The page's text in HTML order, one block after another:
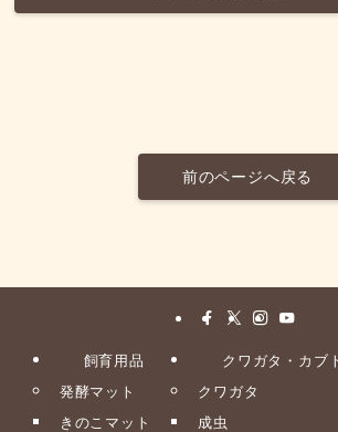
前のページへ戻る
飼育用品
発酵マット
きのこマット
クワガタ・カブ
クワガタ
成虫